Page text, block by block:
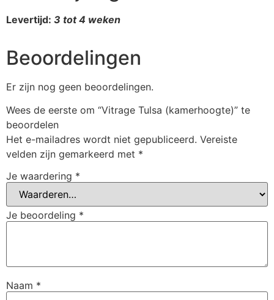
Levertijd: 3 tot 4 weken
Beoordelingen
Er zijn nog geen beoordelingen.
Wees de eerste om “Vitrage Tulsa (kamerhoogte)” te
beoordelen
Het e-mailadres wordt niet gepubliceerd. Vereiste
velden zijn gemarkeerd met *
Je waardering *
Je beoordeling *
Naam *